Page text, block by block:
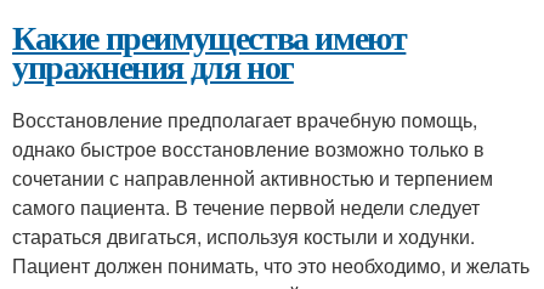
Какие преимущества имеют
упражнения для ног
Восстановление предполагает врачебную помощь,
однако быстрое восстановление возможно только в
сочетании с направленной активностью и терпением
самого пациента. В течение первой недели следует
стараться двигаться, используя костыли и ходунки.
Пациент должен понимать, что это необходимо, и желать